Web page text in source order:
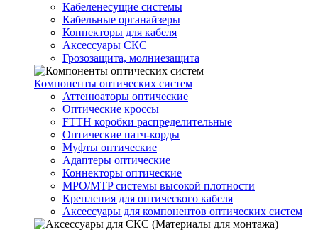
Кабеленесущие системы
Кабельные органайзеры
Коннекторы для кабеля
Аксессуары СКС
Грозозащита, молниезащита
Компоненты оптических систем
Аттенюаторы оптические
Оптические кроссы
FTTH коробки распределительные
Оптические патч-корды
Муфты оптические
Адаптеры оптические
Коннекторы оптические
MPO/MTP системы высокой плотности
Крепления для оптического кабеля
Аксессуары для компонентов оптических систем